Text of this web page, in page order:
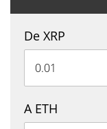
De XRP
A ETH